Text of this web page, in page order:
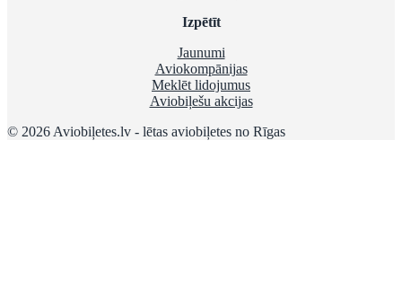
Izpētīt
Jaunumi
Aviokompānijas
Meklēt lidojumus
Aviobiļešu akcijas
© 2026 Aviobiļetes.lv - lētas aviobiļetes no Rīgas